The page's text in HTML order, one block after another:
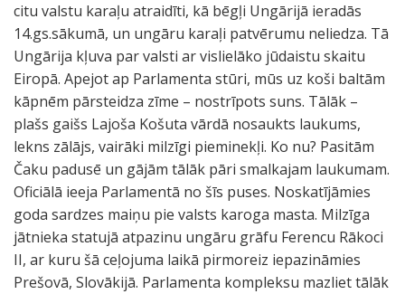
citu valstu karaļu atraidīti, kā bēgļi Ungārijā ieradās
14.gs.sākumā, un ungāru karaļi patvērumu neliedza. Tā
Ungārija kļuva par valsti ar vislielāko jūdaistu skaitu
Eiropā. Apejot ap Parlamenta stūri, mūs uz koši baltām
kāpnēm pārsteidza zīme – nostrīpots suns. Tālāk –
plašs gaišs Lajoša Košuta vārdā nosaukts laukums,
lekns zālājs, vairāki milzīgi pieminekļi. Ko nu? Pasitām
Čaku padusē un gājām tālāk pāri smalkajam laukumam.
Oficiālā ieeja Parlamentā no šīs puses. Noskatījāmies
goda sardzes maiņu pie valsts karoga masta. Milzīga
jātnieka statujā atpazinu ungāru grāfu Ferencu Rākoci
II, ar kuru šā ceļojuma laikā pirmoreiz iepazināmies
Prešovā, Slovākijā. Parlamenta kompleksu mazliet tālāk